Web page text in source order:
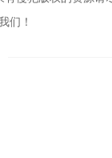
们！